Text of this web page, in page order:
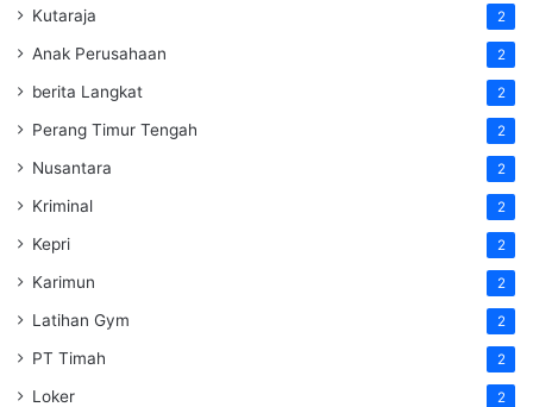
Kutaraja 2
Anak Perusahaan 2
berita Langkat 2
Perang Timur Tengah 2
Nusantara 2
Kriminal 2
Kepri 2
Karimun 2
Latihan Gym 2
PT Timah 2
Loker 2